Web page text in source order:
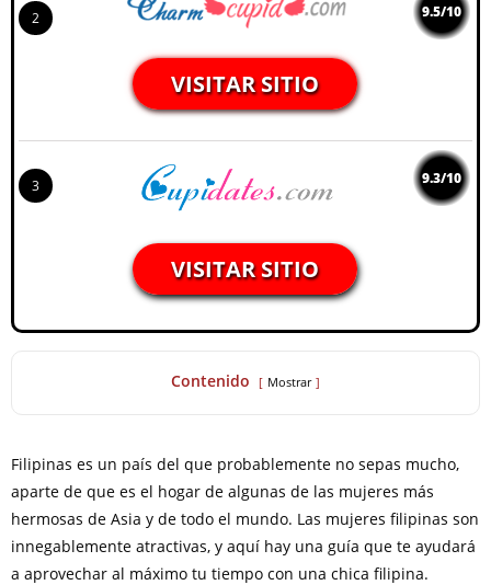
2 9.5/10
VISITAR SITIO
3 9.3/10
VISITAR SITIO
Contenido Mostrar
Filipinas es un país del que probablemente no sepas mucho,
aparte de que es el hogar de algunas de las mujeres más
hermosas de Asia y de todo el mundo. Las mujeres filipinas son
innegablemente atractivas, y aquí hay una guía que te ayudará
a aprovechar al máximo tu tiempo con una chica filipina.